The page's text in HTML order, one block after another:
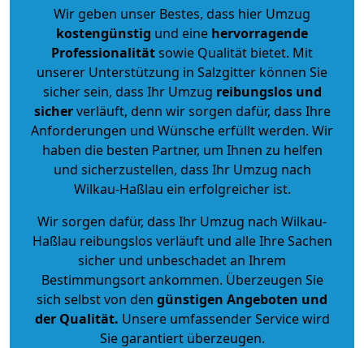
Wir geben unser Bestes, dass hier Umzug
kostengünstig und eine hervorragende
Professionalitätsowie Qualität bietet. Mit
unserer Unterstützung in Salzgitter können Sie
sicher sein, dass Ihr Umzug reibungslos und
sicherverläuft, denn wir sorgen dafür, dass Ihre
Anforderungen und Wünsche erfüllt werden. Wir
haben die besten Partner, um Ihnen zu helfen
und sicherzustellen, dass Ihr Umzug nach
Wilkau-Haßlau ein erfolgreicher ist.
Wir sorgen dafür, dass Ihr Umzug nach Wilkau-
Haßlau reibungslos verläuft und alle Ihre Sachen
sicher und unbeschadet an Ihrem
Bestimmungsort ankommen. Überzeugen Sie
sich selbst von den günstigen Angeboten und
der Qualität. Unsere umfassender Service wird
Sie garantiert überzeugen.